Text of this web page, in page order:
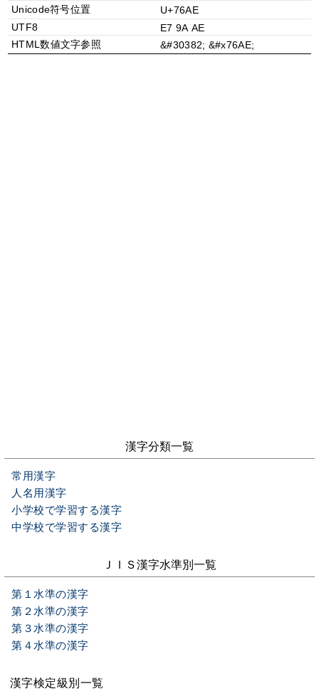
Unicode符号位置
U+76AE
UTF8
E7 9A AE
HTML数値文字参照
&#30382; &#x76AE;
漢字分類一覧
常用漢字
人名用漢字
小学校で学習する漢字
中学校で学習する漢字
ＪＩＳ漢字水準別一覧
第１水準の漢字
第２水準の漢字
第３水準の漢字
第４水準の漢字
漢字検定級別一覧